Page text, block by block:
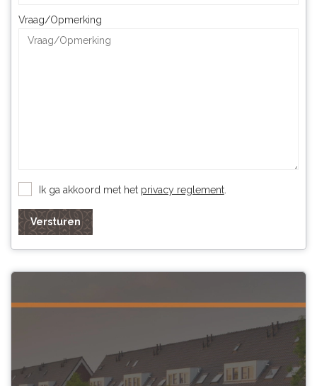
Vraag/Opmerking
Ik ga akkoord met het privacy reglement.
Versturen